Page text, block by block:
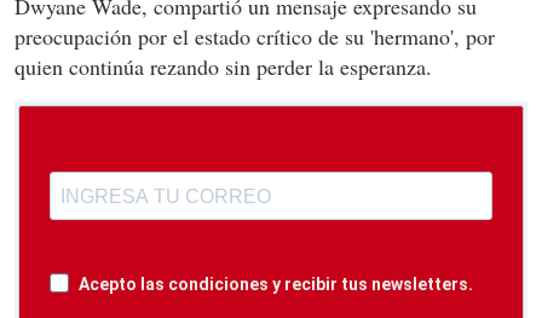
Dwyane Wade, compartió un mensaje expresando su
preocupación por el estado crítico de su 'hermano', por
quien continúa rezando sin perder la esperanza.
Acepto las condiciones y recibir tus newsletters.